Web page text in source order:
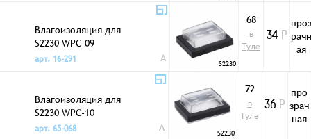
Влагоизоляция для
S2230 WPC-09
арт. 16-291
A S2230
68
в
Туле
34 Р
проз
рачн
ая
Влагоизоляция для
S2230 WPC-10
арт. 65-068
A S2230
72
в
Туле
36 Р
про
зрач
ная